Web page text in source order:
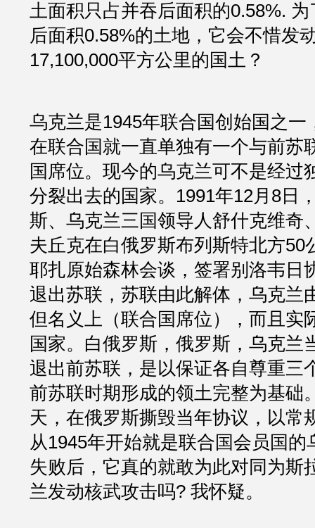
土面积只占并吞后面积的0.58%.
后面积0.58%的土地，它会不惜发
17,100,000平方公里的国土？
乌克兰是1945年联合国创始国之一
在联合国就一直单独有一个与前苏
国席位。现今的乌克兰可不是经过
分裂出去的国家。1991年12月8日
斯、乌克兰三国领导人舒什克维奇
夫丘克在白俄罗斯布列斯特北方50
耶扎原始森林会谈，签署别洛韦日
退出苏联，苏联由此解体，乌克兰
但名义上（联合国席位），而且实
国家。白俄罗斯，俄罗斯，乌克兰
退出前苏联，是以保证各自尊重三
前苏联时期形成的领土完整为基础
天，在俄罗斯撕毁当年协议，以常
从1945年开始就是联合国会员国的
失败后，它真的就敢为此对同为斯
兰发动核武攻击吗? 我怀疑。